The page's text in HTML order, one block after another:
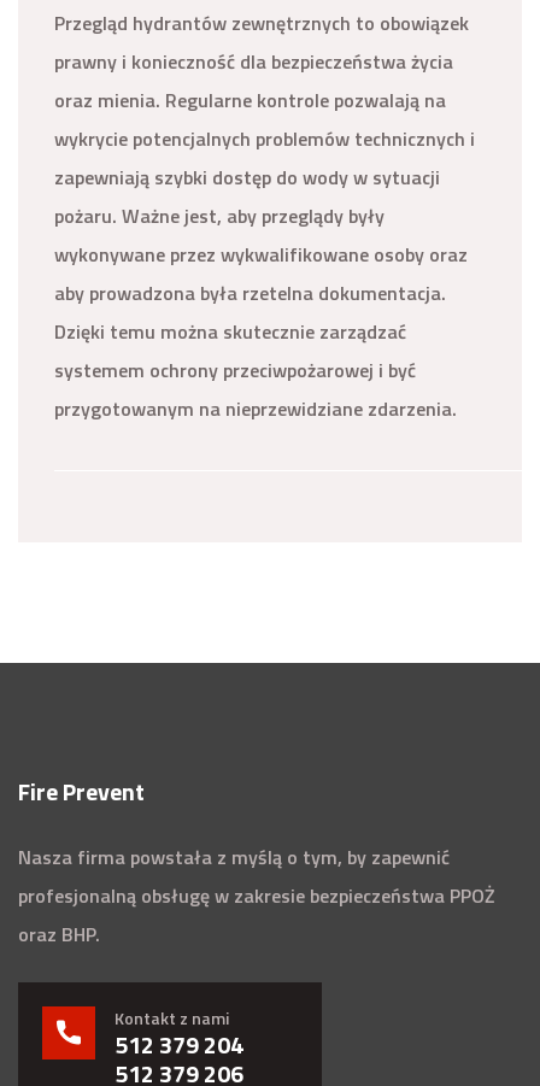
Przegląd hydrantów zewnętrznych to obowiązek
prawny i konieczność dla bezpieczeństwa życia
oraz mienia. Regularne kontrole pozwalają na
wykrycie potencjalnych problemów technicznych i
zapewniają szybki dostęp do wody w sytuacji
pożaru. Ważne jest, aby przeglądy były
wykonywane przez wykwalifikowane osoby oraz
aby prowadzona była rzetelna dokumentacja.
Dzięki temu można skutecznie zarządzać
systemem ochrony przeciwpożarowej i być
przygotowanym na nieprzewidziane zdarzenia.
Fire Prevent
Nasza firma powstała z myślą o tym, by zapewnić
profesjonalną obsługę w zakresie bezpieczeństwa PPOŻ
oraz BHP.
Kontakt z nami
512 379 204
512 379 206